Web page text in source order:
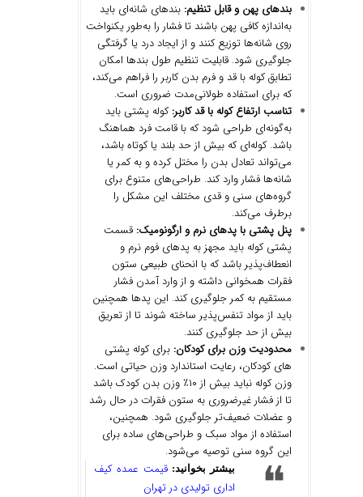
بندهای پهن و قابل تنظیم: بندهای شانه‌ای باید
به‌اندازه کافی پهن باشند تا فشار را به‌طور یکنواخت
روی شانه‌ها توزیع کنند و از ایجاد درد یا گرفتگی
جلوگیری شود. قابلیت تنظیم طول بندها امکان
تطابق کوله با قد و فرم بدن کاربر را فراهم می‌کند،
که برای استفاده طولانی‌مدت ضروری است.
تناسب ارتفاع کوله با قد کاربر:کوله پشتی باید
به‌گونه‌ای طراحی شود که با قامت فرد هماهنگ
باشد. کوله‌ای که بیش از حد بلند یا کوتاه باشد،
می‌تواند تعادل بدن را مختل کرده و به کمر یا
شانه‌ها فشار وارد کند. طراحی‌های متنوع برای
گروه‌های سنی و قدی مختلف این مشکل را
برطرف می‌کند.
پنل پشتی با پدهای نرم و ارگونومیک: قسمت
پشتی کوله باید مجهز به پدهای فوم نرم و
انعطاف‌پذیر باشد که با انحنای طبیعی ستون
فقرات همخوانی داشته و از وارد آمدن فشار
مستقیم به کمر جلوگیری کند. این پدها همچنین
باید از مواد تنفس‌پذیر ساخته شوند تا از تعریق
بیش از حد جلوگیری کنند.
محدودیت وزن برای کودکان: برای کوله پشتی
های کودکان، رعایت استاندارد وزن حیاتی است.
وزن کوله نباید بیش از ۱۰٪ وزن بدن کودک باشد
تا از فشار غیرضروری به ستون فقرات در حال رشد
و عضلات ضعیف‌تر جلوگیری شود. همچنین،
استفاده از مواد سبک و طراحی‌های ساده برای
این گروه سنی توصیه می‌شود.
بیشتر بخوانید:قیمت عمده کیف
اداری تولیدی در تهران